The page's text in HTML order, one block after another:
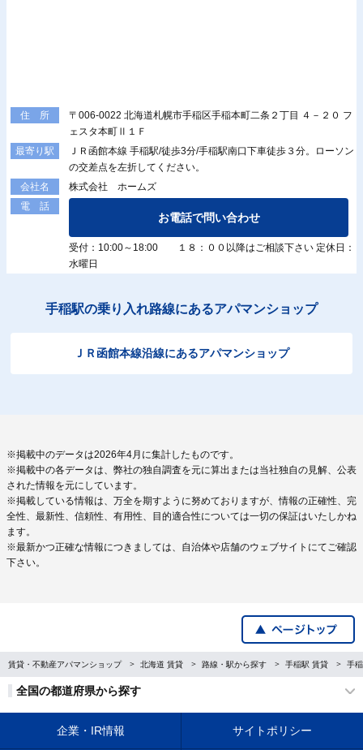
住 所
〒006-0022 北海道札幌市手稲区手稲本町二条２丁目 ４－２０ フ
ェスタ本町Ⅱ１Ｆ
最寄り駅
ＪＲ函館本線 手稲駅/徒歩3分/手稲駅南口下車徒歩３分。ローソン
の交差点を左折してください。
会社名
株式会社 ホームズ
電 話
お電話で問い合わせ
受付：10:00～18:00 １８：００以降はご相談下さい 定休日：
水曜日
手稲駅の乗り入れ路線にあるアパマンショップ
ＪＲ函館本線沿線にあるアパマンショップ
※掲載中のデータは2026年4月に集計したものです。
※掲載中の各データは、弊社の独自調査を元に算出または当社独自の見解、公表
された情報を元にしています。
※掲載している情報は、万全を期すように努めておりますが、情報の正確性、完
全性、最新性、信頼性、有用性、目的適合性については一切の保証はいたしかね
ます。
※最新かつ正確な情報につきましては、自治体や店舗のウェブサイトにてご確認
下さい。
賃貸・不動産アパマンショップ 北海道 賃貸 路線・駅から探す 手稲駅 賃貸 手
全国の都道府県から探す
企業・IR情報 サイトポリシー